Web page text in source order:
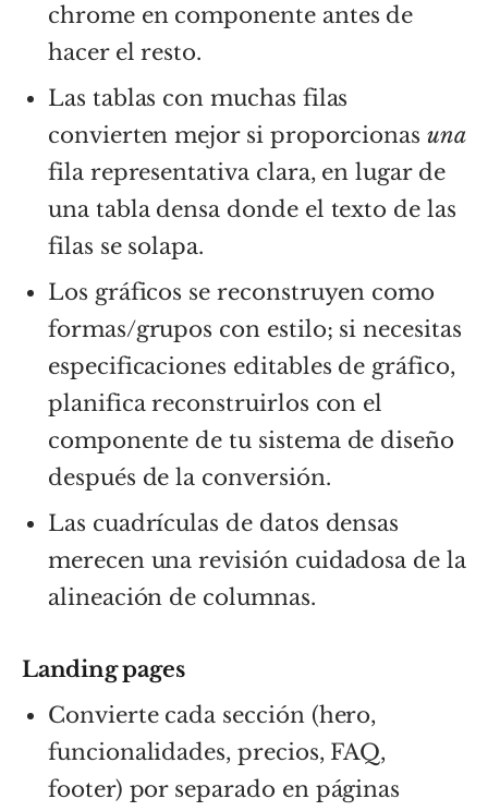
chrome en componente antes de
hacer el resto.
Las tablas con muchas filas
convierten mejor si proporcionasuna
fila representativa clara, en lugar de
una tabla densa donde el texto de las
filas se solapa.
Los gráficos se reconstruyen como
formas/grupos con estilo; si necesitas
especificaciones editables de gráfico,
planifica reconstruirlos con el
componente de tu sistema de diseño
después de la conversión.
Las cuadrículas de datos densas
merecen una revisión cuidadosa de la
alineación de columnas.
Landing pages
Convierte cada sección (hero,
funcionalidades, precios, FAQ,
footer) por separado en páginas